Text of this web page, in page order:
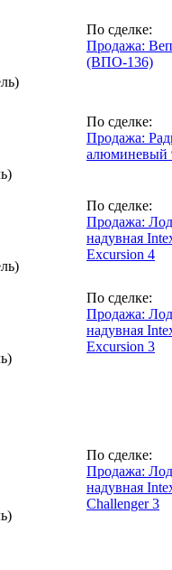
По сделке:
Продажа:
(ВПО-136)
По сделке:
Продажа:
алюминевый
По сделке:
Продажа:
надувная
Excursion 4
По сделке:
Продажа:
надувная
Excursion 3
По сделке:
Продажа:
надувная
Challenger 3